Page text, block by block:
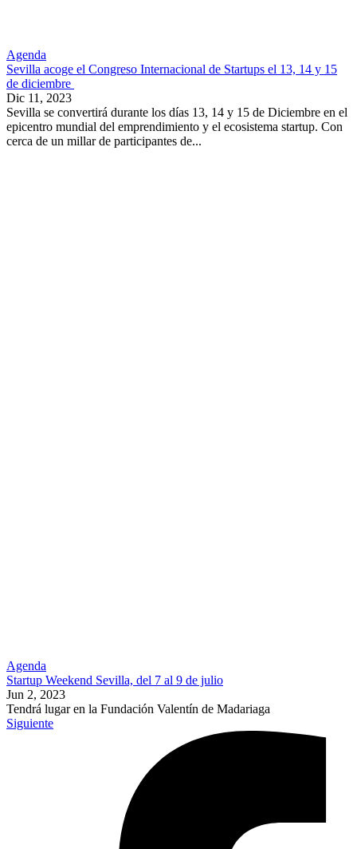
Agenda
Sevilla acoge el Congreso Internacional de Startups el 13, 14 y 15
de diciembre
Dic 11, 2023
Sevilla se convertirá durante los días 13, 14 y 15 de Diciembre en el
epicentro mundial del emprendimiento y el ecosistema startup. Con
cerca de un millar de participantes de...
Agenda
Startup Weekend Sevilla, del 7 al 9 de julio
Jun 2, 2023
Tendrá lugar en la Fundación Valentín de Madariaga
Siguiente